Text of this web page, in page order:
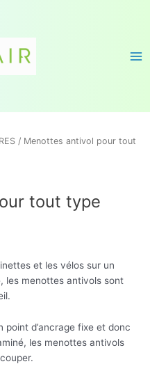
/ Menottes antivol pour tout
tout type
et les vélos sur un
les menottes antivols sont
d’ancrage fixe et donc
les menottes antivols